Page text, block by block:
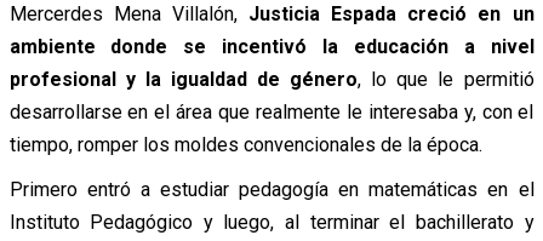
Mercerdes Mena Villalón, Justicia Espada creció en un
ambiente donde se incentivó la educación a nivel
profesional y la igualdad de género, lo que le permitió
desarrollarse en el área que realmente le interesaba y, con el
tiempo, romper los moldes convencionales de la época.
Primero entró a estudiar pedagogía en matemáticas en el
Instituto Pedagógico y luego, al terminar el bachillerato y